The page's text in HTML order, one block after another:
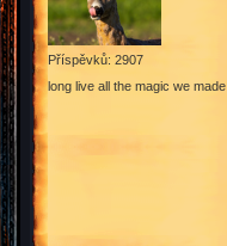
Příspěvků: 2907
long live all the magic we made